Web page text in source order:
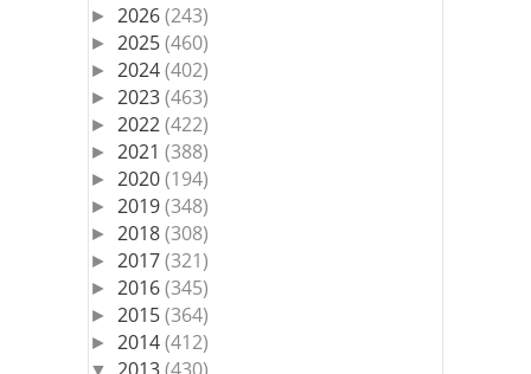
► 2026(243)
► 2025(460)
► 2024(402)
► 2023(463)
► 2022(422)
► 2021 (388)
► 2020(194)
► 2019(348)
► 2018(308)
► 2017(321)
► 2016(345)
► 2015(364)
► 2014(412)
▼